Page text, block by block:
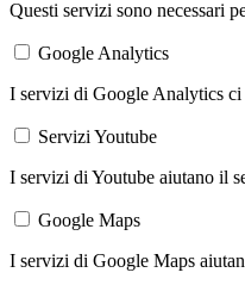
Questi servizi sono necessari
Google Analytics
I servizi di Google Analytics ci
Servizi Youtube
I servizi di Youtube aiutano il
Google Maps
I servizi di Google Maps